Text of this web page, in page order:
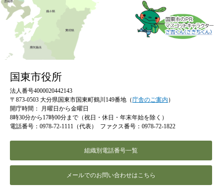
国東市役所
法人番号4000020442143
〒873-0503 大分県国東市国東町鶴川149番地（庁舎のご案内 ）
開庁時間：
月曜日から金曜日
8時30分から17時00分まで（祝日・休日・年末年始を除く）
電話番号：0978-72-1111（代表）
ファクス番号：0978-72-1822
組織別電話番号一覧
メールでのお問い合わせはこちら